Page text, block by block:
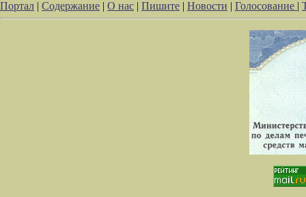
Портал | Содержание | О нас | Пишите | Новости | Голосование |